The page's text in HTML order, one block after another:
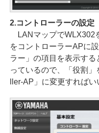
2.コントローラーの設定
LANマップでWLX302
をコントローラーAPに
ラー」の項目を表示す
っているので、「役割
ller-AP」に変更すればい